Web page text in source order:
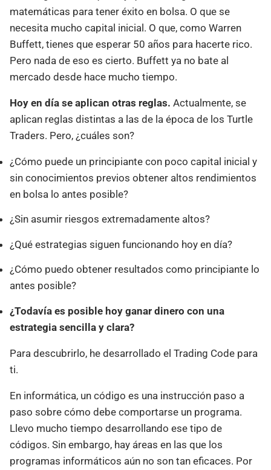
matemáticas para tener éxito en bolsa. O que se
necesita mucho capital inicial. O que, como Warren
Buffett, tienes que esperar 50 años para hacerte rico.
Pero nada de eso es cierto. Buffett ya no bate al
mercado desde hace mucho tiempo.
Hoy en día se aplican otras reglas. Actualmente, se
aplican reglas distintas a las de la época de los Turtle
Traders. Pero, ¿cuáles son?
¿Cómo puede un principiante con poco capital inicial y
sin conocimientos previos obtener altos rendimientos
en bolsa lo antes posible?
¿Sin asumir riesgos extremadamente altos?
¿Qué estrategias siguen funcionando hoy en día?
¿Cómo puedo obtener resultados como principiante lo
antes posible?
¿Todavía es posible hoy ganar dinero con una
estrategia sencilla y clara?
Para descubrirlo, he desarrollado el Trading Code para
ti.
En informática, un código es una instrucción paso a
paso sobre cómo debe comportarse un programa.
Llevo mucho tiempo desarrollando ese tipo de
códigos. Sin embargo, hay áreas en las que los
programas informáticos aún no son tan eficaces. Por